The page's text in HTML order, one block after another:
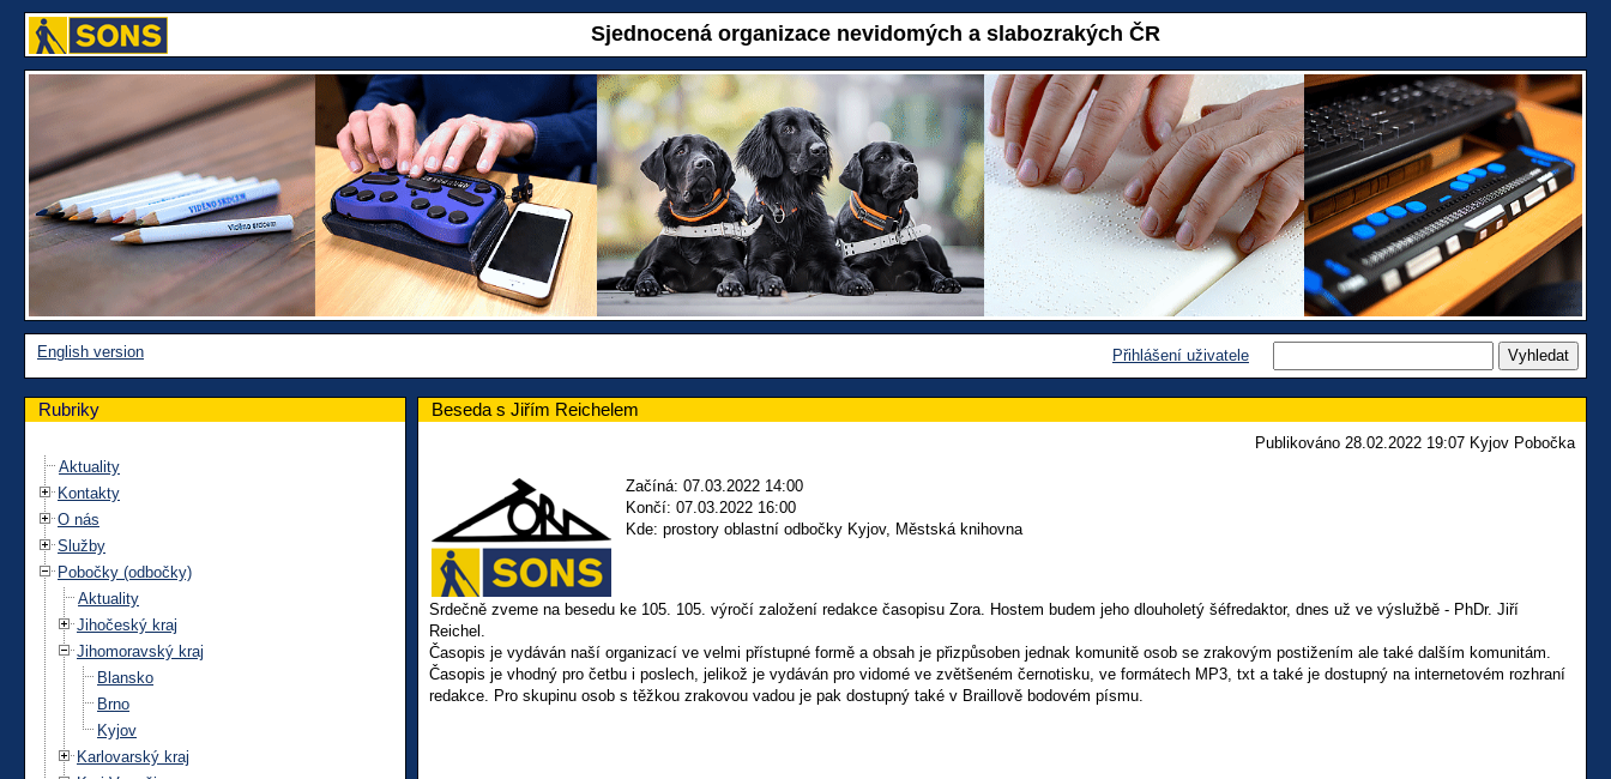
Sjednocená organizace nevidomých a slabozrakých ČR
English version Přihlášení uživatele
Rubriky
Aktuality
Kontakty
O nás
Služby
Pobočky (odbočky)
Aktuality
Jihočeský kraj
Jihomoravský kraj
Blansko
Brno
Kyjov
Karlovarský kraj
Beseda s Jiřím Reichelem
Publikováno 28.02.2022 19:07 Kyjov Pobočka
Začíná: 07.03.2022 14:00
Končí: 07.03.2022 16:00
Kde: prostory oblastní odbočky Kyjov, Městská knihovna
Srdečně zveme na besedu ke 105. 105. výročí založení redakce časopisu Zora. Hostem budem jeho dlouholetý šéfredaktor, dnes už ve výslužbě - PhDr. Jiří
Reichel.
Časopis je vydáván naší organizací ve velmi přístupné formě a obsah je přizpůsoben jednak komunitě osob se zrakovým postižením ale také dalším komunitám.
Časopis je vhodný pro četbu i poslech, jelikož je vydáván pro vidomé ve zvětšeném černotisku, ve formátech MP3, txt a také je dostupný na internetovém rozhraní
redakce. Pro skupinu osob s těžkou zrakovou vadou je pak dostupný také v Braillově bodovém písmu.